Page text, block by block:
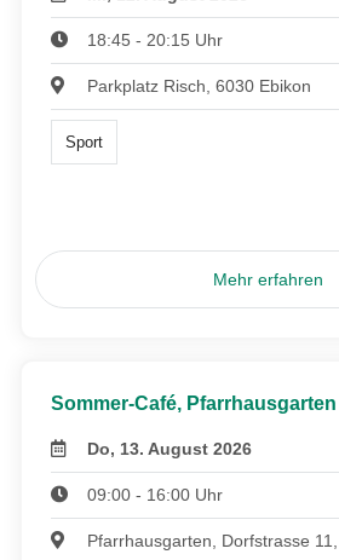
18:45 - 20:15 Uhr
Parkplatz Risch, 6030 Ebikon
Sport
Mehr erfahren
Sommer-Café,
Do, 13. August 2026
09:00 - 16:00 Uhr
Pfarrhausgarten, Dorfstrasse